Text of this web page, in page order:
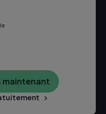
maintenant